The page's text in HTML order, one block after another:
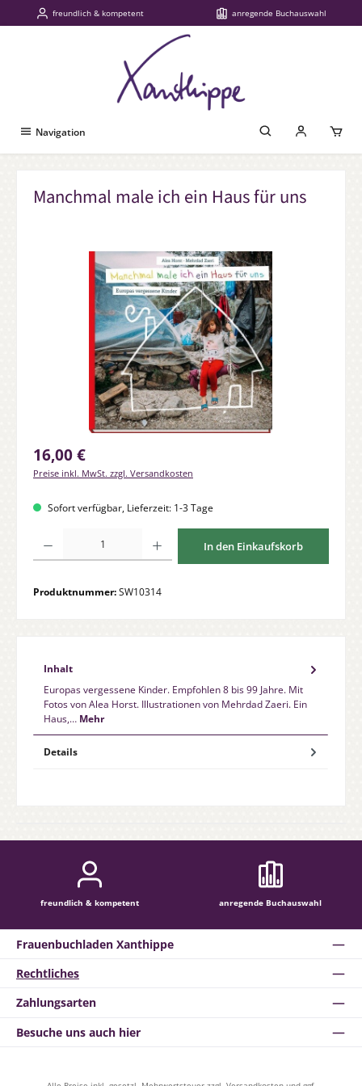
Zum Hauptinhalt springen
freundlich & kompetent anregende Buchauswahl
Navigation
Manchmal male ich ein Haus für uns
Bildergalerie überspringen
Regulärer Preis:
16,00 €
Preise inkl. MwSt. zzgl. Versandkosten
Sofort verfügbar, Lieferzeit: 1-3 Tage
In den Einkaufskorb
Produktnummer:SW10314
Inhalt
Europas vergessene Kinder. Empfohlen 8 bis 99 Jahre. Mit
Fotos von Alea Horst. Illustrationen von Mehrdad Zaeri. Ein
Haus,… Mehr
Details
freundlich & kompetent anregende Buchauswahl
Rechtliches
Zahlungsarten
Besuche uns auch hier
Frauenbuchladen Xanthippe